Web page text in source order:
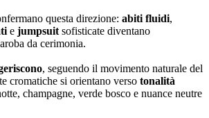
questa direzione: abiti fluidi,
e jumpsuit sofisticate diventano
da cerimonia.
, seguendo il movimento naturale del
cromatiche si orientano verso tonalità
champagne, verde bosco e nuance neutre